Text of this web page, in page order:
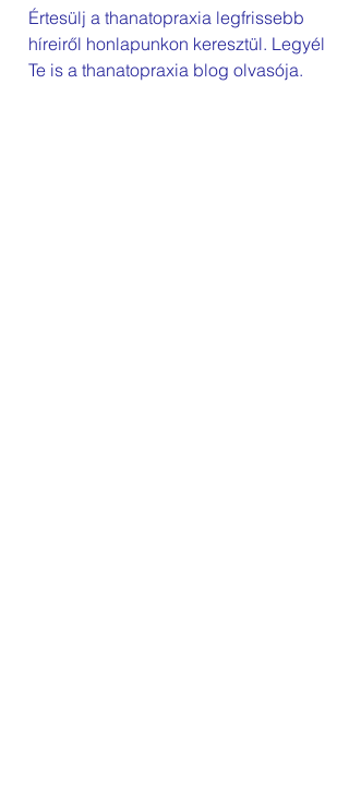
Értesülj a thanatopraxia legfrissebb
híreiről honlapunkon keresztül. Legyél
Te is a thanatopraxia blog olvasója.